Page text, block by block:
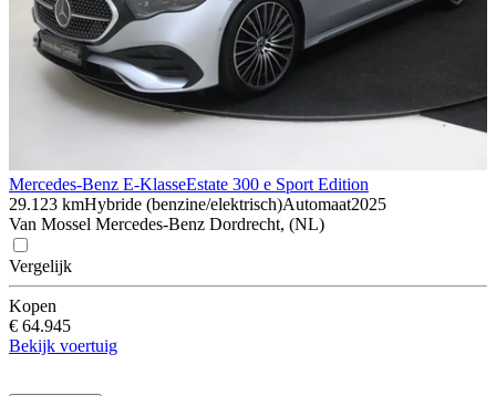
Mercedes-Benz E-KlasseEstate 300 e Sport Edition
29.123 kmHybride (benzine/elektrisch)Automaat2025
Van Mossel Mercedes-Benz Dordrecht, (NL)
Vergelijk
Kopen
€ 64.945
Bekijk voertuig